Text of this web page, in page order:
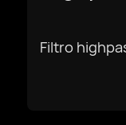
Filtro